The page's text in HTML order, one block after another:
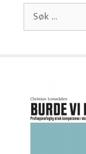
Søk
etter: